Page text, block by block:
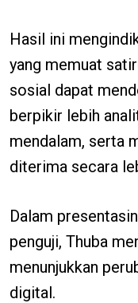
Hasil ini
yang memuat
sosial dapat
berpikir lebih
mendalam, serta
diterima secara
Dalam
penguji, Thuba
menunjukkan
digital.